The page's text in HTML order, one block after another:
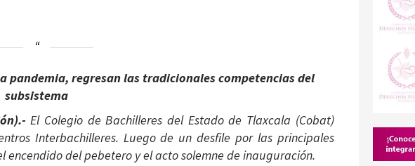
pandemia, regresan las tradicionales competencias del
subsistema
El Colegio de Bachilleres del Estado de Tlaxcala (Cobat)
Interbachilleres. Luego de un desfile por las principales
del pebetero y el acto solemne de inauguración.